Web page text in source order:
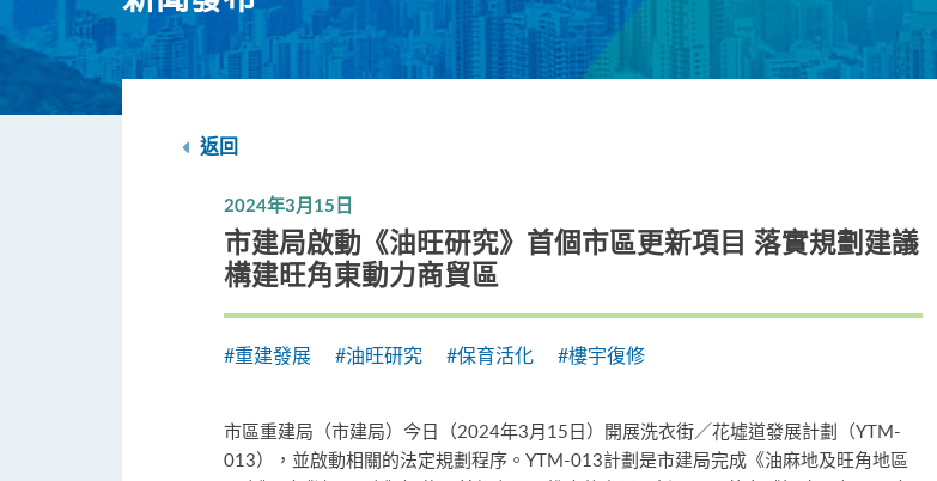
返回
2024年3月15日
市建局啟動《油旺研究》首個市區更新項目 落實規劃建議
構建旺角東動力商貿區
#重建發展 #油旺研究 #保育活化 #樓宇復修
市區重建局（市建局）今日（2024年3月15日）開展洗衣街／花墟道發展計劃（YTM-
013），並啟動相關的法定規劃程序。YTM-013計劃是市建局完成《油麻地及旺角地區